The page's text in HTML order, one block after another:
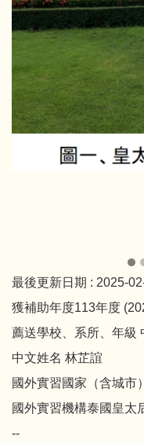
最後更新日期 : 2025-
獲補助年度113年度
薦送學校、系所、年級
中文姓名 林芷誼
國外實習國家（含城市
國外實習機構泰國皇太
--